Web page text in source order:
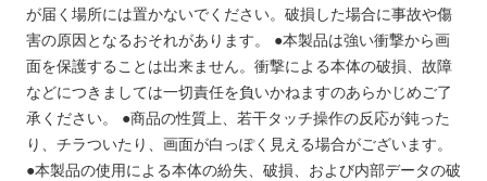
が届く場所には置かないでください。破損した場合に事故や傷
害の原因となるおそれがあります。
●本製品は強い衝撃から画
面を保護することは出来ません。衝撃による本体の破損、故障
などにつきましては一切責任を負いかねますのあらかじめご了
承ください。
●商品の性質上、若干タッチ操作の反応が鈍った
り、チラついたり、画面が白っぽく見える場合がございます。
●本製品の使用による本体の紛失、破損、および内部データの破